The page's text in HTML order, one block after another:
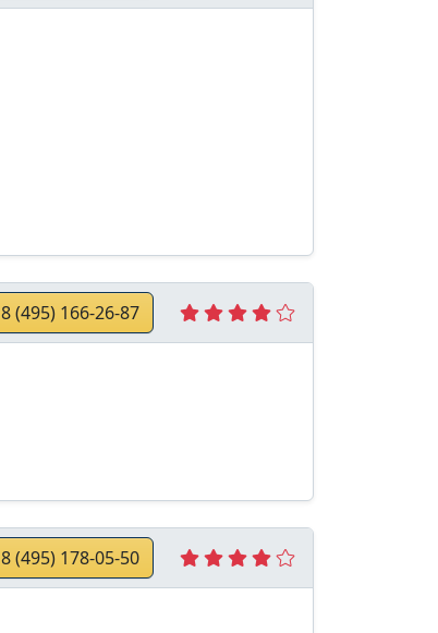
8 (495) 166-26-87
8 (495) 178-05-50